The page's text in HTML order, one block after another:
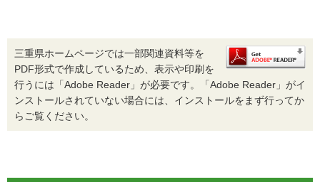
三重県ホームページでは一部関連資料等を
PDF形式で作成しているため、表示や印刷を
行うには「Adobe Reader」が必要です。「Adobe Reader」がイ
ンストールされていない場合には、インストールをまず行ってか
らご覧ください。